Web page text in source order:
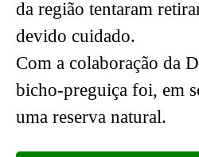
da região tentaram
devido cuidado.
Com a colaboração da
bicho-preguiça foi, em
uma reserva natural.